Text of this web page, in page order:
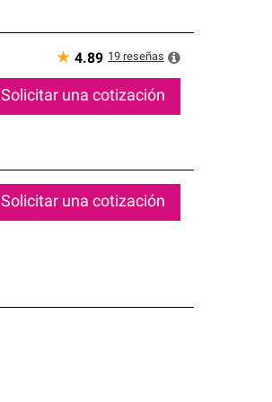
★ 4.89 19 reseñas
Solicitar una cotización
Solicitar una cotización